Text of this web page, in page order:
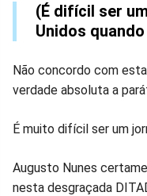
(É difícil ser
Unidos
Não concordo com
verdade absoluta a
É muito difícil ser um
Augusto Nunes
nesta desgraçada